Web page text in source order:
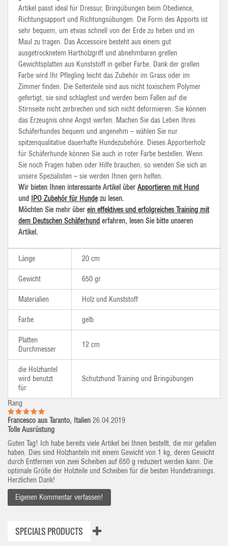
Artikel passt ideal für Dressur, Bringübungen beim Obedience,
Richtungsapport und Richtungsübungen. Die Form des Apports ist
sehr bequem, um etwas schnell von der Erde zu heben und im
Maul zu tragen. Das Accessoire besteht aus einem gut
ausgetrocknetem Hartholzgriff und abnehmbaren grellen
Gewichtsplatten aus Kunststoff in gelber Farbe. Dank der grellen
Farbe wird Ihr Pflegling leicht das Zubehör im Grass oder im
Zimmer finden. Die Seitenteile sind aus nicht toxischem Polymer
gefertigt, sie sind schlagfest und werden beim Fallen auf die
Stirnseite nicht zerbrechen und sich nicht deformieren. Sie können
das Erzeugnis ohne Angst werfen. Machen Sie das Leben Ihres
Schäferhundes bequem und angenehm – wählen Sie nur
spitzenqualitative dauerhafte Hundezubehöre. Dieses Apportierholz
für Schäferhunde können Sie auch in roter Farbe bestellen. Wenn
Sie noch Fragen haben oder Hilfe brauchen, so wenden Sie sich an
unsere Spezialisten – sie werden Ihnen gern helfen.
Wir bieten Ihnen interessante Artikel über Apportieren mit Hund
und IPO Zubehör für Hunde zu lesen.
Möchten Sie mehr über ein effektives und erfolgreiches Training mit
dem Deutschen Schäferhund erfahren, lesen Sie bitte unseren
Artikel.
Länge 20 cm
Gewicht 650 gr
Materialien Holz und Kunststoff
Farbe gelb
Platten
Durchmesser
12 cm
die Holzhantel
wird benutzt
für
Schutzhund Training und Bringübungen
Rang
Francesco aus Taranto, Italien 26.04.2019
Tolle Ausrüstung
Guten Tag! Ich habe bereits viele Artikel bei Ihnen bestellt, die mir gefallen
haben. Dies sind Holzhanteln mit einem Gewicht von 1 kg, deren Gewicht
durch Entfernen von zwei Scheiben auf 650 g reduziert werden kann. Die
optimale Größe der Holzteile und Scheiben für die besten Hundetrainings.
Herzlichen Dank!
Eigenen Kommentar verfassen!
SPECIALS PRODUCTS